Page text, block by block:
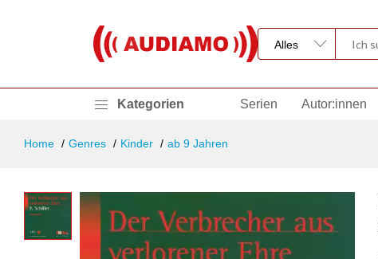
Kategorien Serien Autor:innen
Home Genres Kinder ab 9 Jahren